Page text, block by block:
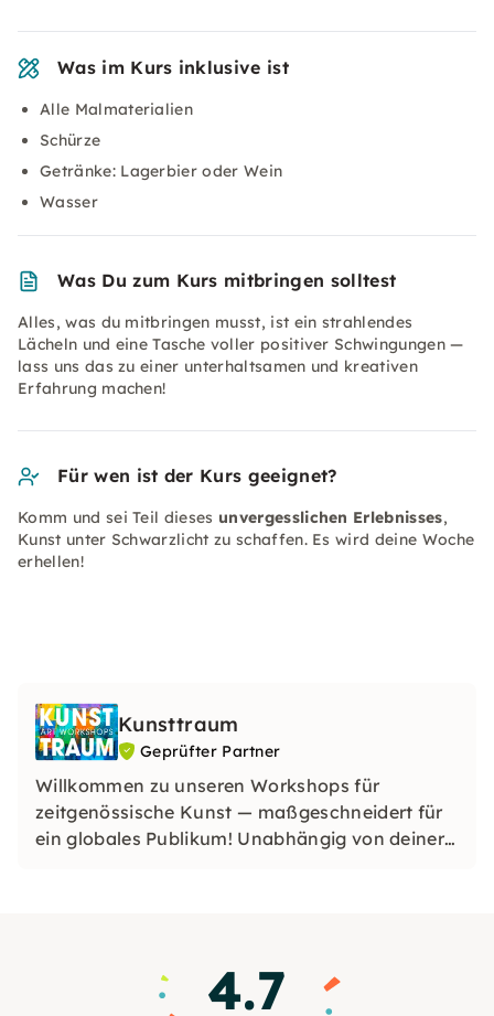
Was im Kurs inklusive ist
Alle Malmaterialien
Schürze
Getränke: Lagerbier oder Wein
Wasser
Was Du zum Kurs mitbringen solltest
Alles, was du mitbringen musst, ist ein strahlendes
Lächeln und eine Tasche voller positiver Schwingungen —
lass uns das zu einer unterhaltsamen und kreativen
Erfahrung machen!
Für wen ist der Kurs geeignet?
Komm und sei Teil dieses unvergesslichen Erlebnisses,
Kunst unter Schwarzlicht zu schaffen. Es wird deine Woche
erhellen!
Kunsttraum
Geprüfter Partner
Willkommen zu unseren Workshops für
zeitgenössische Kunst — maßgeschneidert für
ein globales Publikum! Unabhängig von deiner
Begleite uns auf eine transformative
künstlerische Reise!4.7